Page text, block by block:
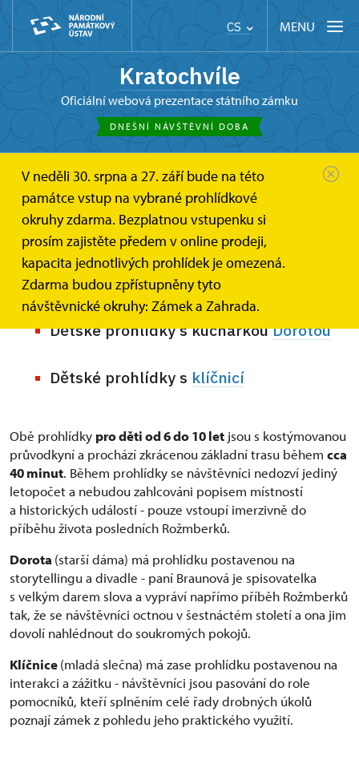
CS MENU
Kratochvíle
oficiální webová prezentace státního zámku
DNEŠNÍ NÁVŠTĚVNÍ DOBA
V neděli 30. srpna a 27. září bude na této
památce vstup na vybrané prohlídkové
okruhy zdarma. Bezplatnou vstupenku si
prosím zajistěte předem v online prodeji,
kapacita jednotlivých prohlídek je omezená.
Zdarma budou zpřístupněny tyto
návštěvnické okruhy: Zámek a Zahrada.
Kratochvíle Pro děti
Prohlídky pro rodiny s dětmi
V letošním roce nabízíme originální prohlídky pro rodiče
s dětmi:
Dětské prohlídky s kuchařkouDorotou
Dětské prohlídky s klíčnicí
Obě prohlídky pro děti od 6 do 10 let jsou s kostýmovanou
průvodkyní a prochází zkrácenou základní trasu během cca
40 minut. Během prohlídky se návštěvníci nedozví jediný
letopočet a nebudou zahlcováni popisem místností
a historických událostí - pouze vstoupí imerzivně do
příběhu života posledních Rožmberků.
Dorota (starší dáma) má prohlídku postavenou na
storytellingu a divadle - paní Braunová je spisovatelka
s velkým darem slova a vypráví napřímo příběh Rožmberků
tak, že se návštěvníci octnou v šestnáctém století a ona jim
dovolí nahlédnout do soukromých pokojů.
Klíčnice(mladá slečna) má zase prohlídku postavenou na
interakci a zážitku - návštěvníci jsou pasování do role
pomocníků, kteří splněním celé řady drobných úkolů
poznají zámek z pohledu jeho praktického využití.